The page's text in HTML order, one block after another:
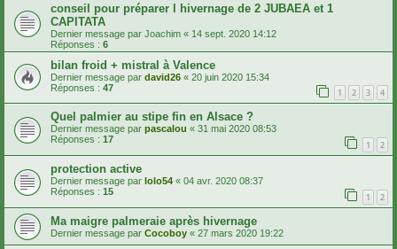
conseil pour préparer l hivernage de 2 JUBAEA et 1
CAPITATA
Dernier message par Joachim « 14 sept. 2020 14:12
Réponses : 6
bilan froid + mistral à Valence
Dernier message par david26 « 20 juin 2020 15:34
Réponses : 47 1 2 3 4
Quel palmier au stipe fin en Alsace ?
Dernier message par pascalou « 31 mai 2020 08:53
Réponses : 17 1 2
protection active
Dernier message par lolo54 « 04 avr. 2020 08:37
Réponses : 15 1 2
Ma maigre palmeraie après hivernage
Dernier message par Cocoboy « 27 mars 2020 19:22